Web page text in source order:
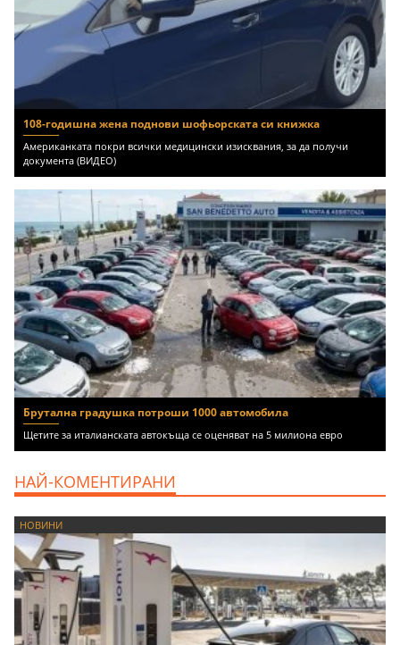
108-годишна жена поднови шофьорската си книжка
Американката покри всички медицински изисквания, за да получи
документа (ВИДЕО)
Брутална градушка потроши 1000 автомобила
Щетите за италианската автокъща се оценяват на 5 милиона евро
НАЙ-КОМЕНТИРАНИ
НОВИНИ